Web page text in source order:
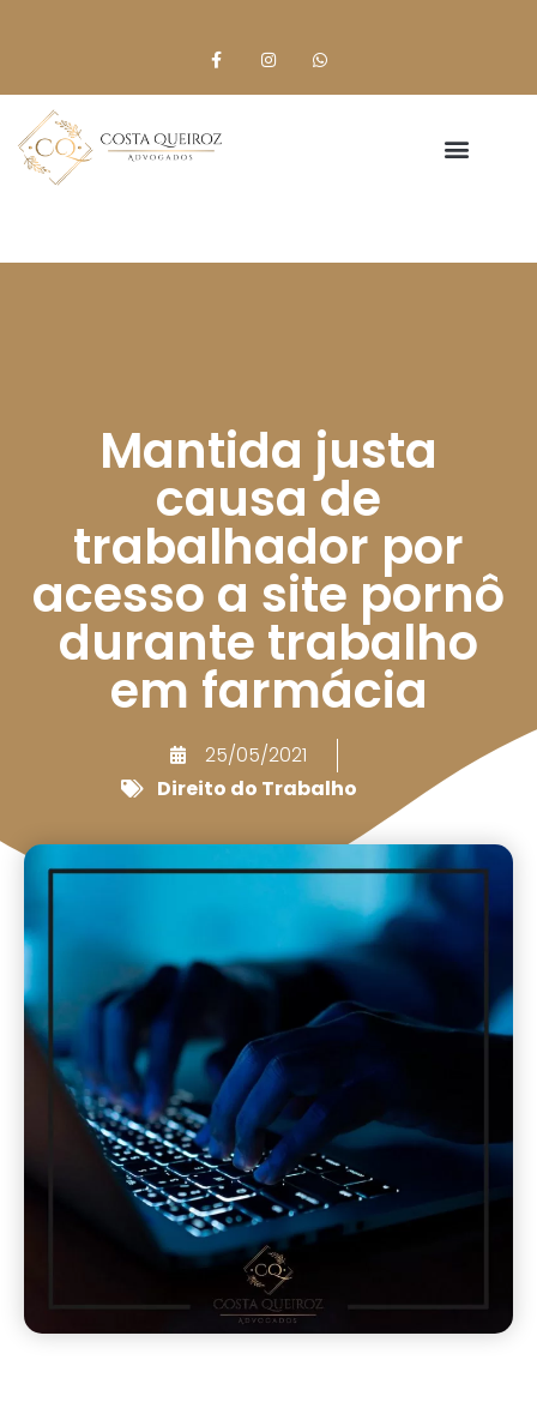
Mantida justa
causa de
trabalhador por
acesso a site pornô
durante trabalho
em farmácia
25/05/2021
Direito do Trabalho